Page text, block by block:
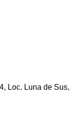
Loc. Luna de Sus,